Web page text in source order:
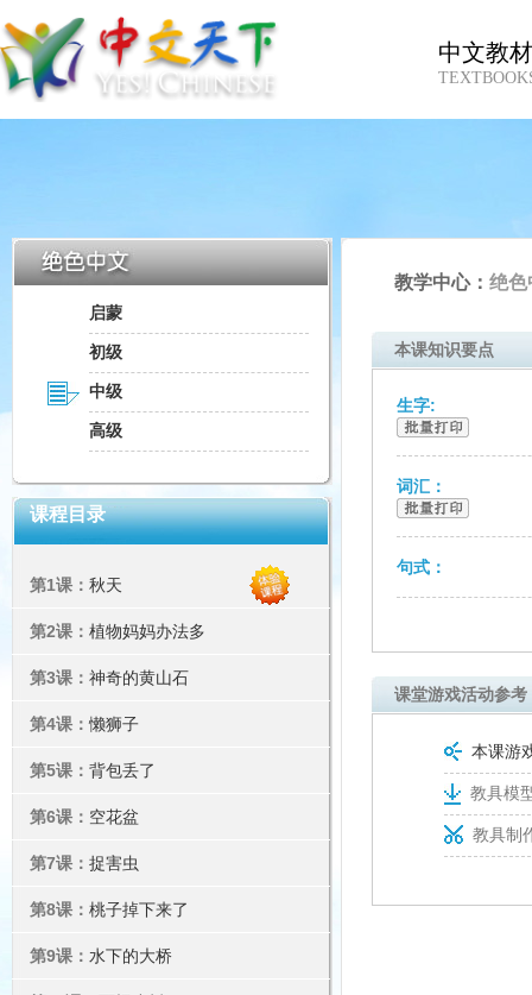
中文教
启蒙
初级
中级
高级
课程目录
第1课： 秋天
第2课： 植物妈妈办法多
第3课： 神奇的黄山石
第4课：懒狮子
第5课： 背包丢了
第6课： 空花盆
第7课： 捉害虫
第8课： 桃子掉下来了
第9课： 水下的大桥
教学中心： 绝
本课知识要点
生字:
词汇：
句式：
课堂游戏活动参考
本课游
教具模
教具制